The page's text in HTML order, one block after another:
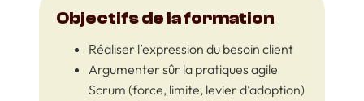
Objectifs de la formation
Réaliser l’expression du besoin client
Argumenter sûr la pratiques agile
Scrum (force, limite, levier d’adoption)